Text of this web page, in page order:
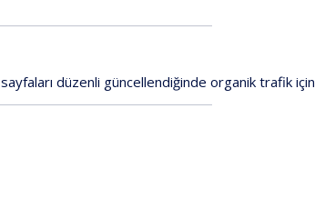
sayfaları düzenli güncellendiğinde organik trafik için